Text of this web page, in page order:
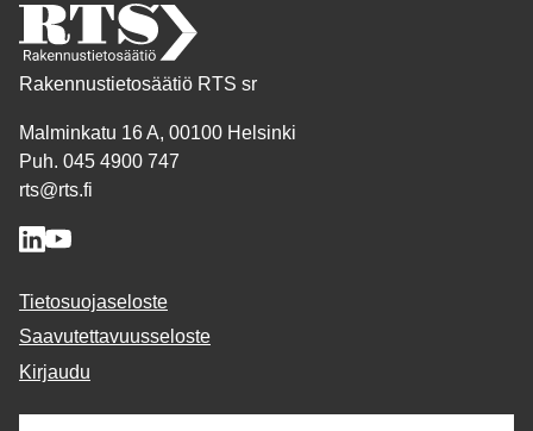
Rakennustietosäätiö RTS sr
Malminkatu 16 A, 00100 Helsinki
Puh. 045 4900 747
rts@rts.fi
Tietosuojaseloste
Saavutettavuusseloste
Kirjaudu